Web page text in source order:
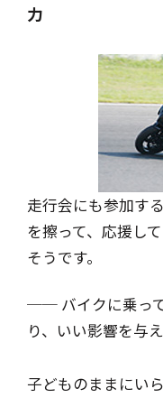
力
走行会にも参加す
を擦って、 応援し
そうです。
── バイクに乗っ
り、いい影響を与
子どものままにい